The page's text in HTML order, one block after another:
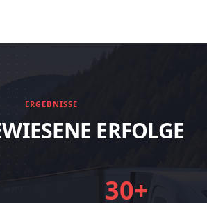
ERGEBNISSE
ERFOLGE
30+